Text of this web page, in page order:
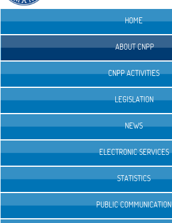
HOME
ABOUT CNPP
CNPP ACTIVITIES
LEGISLATION
NEWS
ELECTRONIC SERVICES
STATISTICS
PUBLIC COMMUNICATION